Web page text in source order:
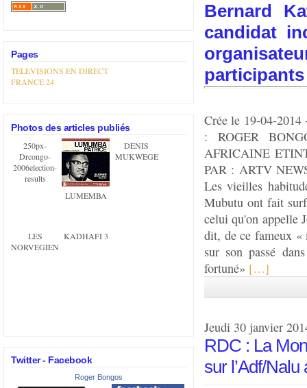
Pages
TELEVISIONS EN DIRECT
FRANCE 24
Photos des articles publiés
250px-
Drcongo-
2006election-
results
LUMEMBA
DENIS
MUKWEGE
LES
NORVEGIENS
KADHAFI 3
Twitter - Facebook
Roger Bongos
Bernard
candidat
Crée le 19-04-
: ROGER
AFRICAINE
PAR : ARTV
Les vieilles
Mubutu ont fait
celui qu'on appelle
dit, de ce fameux «
sur son passé
fortuné» […]
Jeudi 30 janvier
RDC : La
sur l’Adf/Nalu